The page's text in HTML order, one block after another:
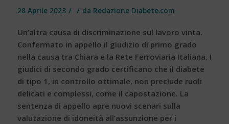
28 Aprile 2023 / / da Redazione Diabete.com
Un’altra causa di discriminazione sul lavoro vinta.
Confermato in appello il giudizio di primo grado
nella causa tra Chiara e la Rete Ferroviaria Italiana. I
giudici di secondo grado certificano che il diabete
di tipo 1, in controllo ottimale, non preclude ruoli
delicati e complessi, come il capostazione. La
sentenza di appello apre nuovi scenari sulla
valutazione di idoneità all’assunzione per i